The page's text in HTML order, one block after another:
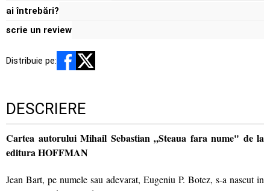
ai întrebări?
scrie un review
Distribuie pe:
DESCRIERE
Cartea autorului Mihail Sebastian „Steaua fara nume" de la
editura HOFFMAN
Jean Bart, pe numele sau adevarat, Eugeniu P. Botez, s-a nascut in